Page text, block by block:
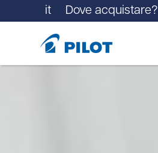
it Dove acquistare?